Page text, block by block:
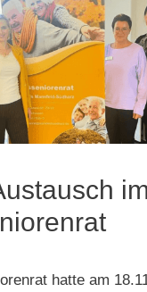
im
hatte am